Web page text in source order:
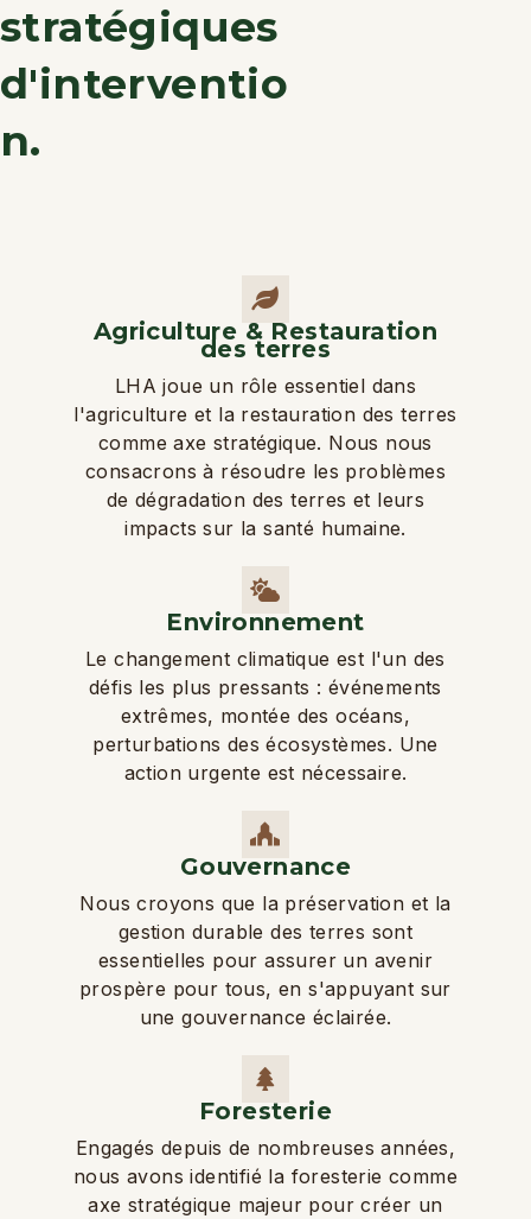
stratégiques
d'interventio
n.
Agriculture & Restauration
des terres
LHA joue un rôle essentiel dans
l'agriculture et la restauration des terres
comme axe stratégique. Nous nous
consacrons à résoudre les problèmes
de dégradation des terres et leurs
impacts sur la santé humaine.
Environnement
Le changement climatique est l'un des
défis les plus pressants : événements
extrêmes, montée des océans,
perturbations des écosystèmes. Une
action urgente est nécessaire.
Gouvernance
Nous croyons que la préservation et la
gestion durable des terres sont
essentielles pour assurer un avenir
prospère pour tous, en s'appuyant sur
une gouvernance éclairée.
Foresterie
Engagés depuis de nombreuses années,
nous avons identifié la foresterie comme
axe stratégique majeur pour créer un